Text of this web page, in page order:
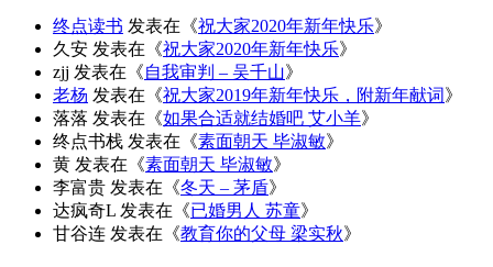
终点读书 发表在《祝大家2020年新年快乐》
久安 发表在《祝大家2020年新年快乐》
zjj 发表在《自我审判 – 吴千山》
老杨 发表在《祝大家2019年新年快乐，附新年献词》
落落 发表在《如果合适就结婚吧 艾小羊》
终点书栈 发表在《素面朝天 毕淑敏》
黄 发表在《素面朝天 毕淑敏》
李富贵 发表在《冬天 – 茅盾》
达疯奇L 发表在《已婚男人 苏童》
甘谷连 发表在《教育你的父母 梁实秋》